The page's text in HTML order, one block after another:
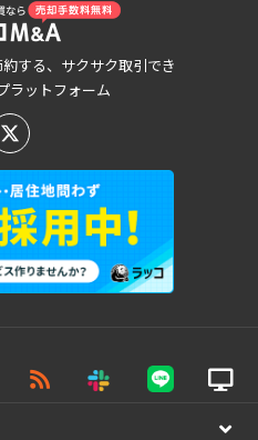
する、サクサク取引でき
ラットフォーム